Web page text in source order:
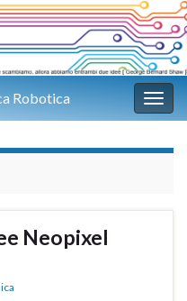
Robotica
Neopixel